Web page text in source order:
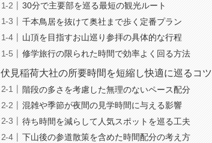
30分で主要部を巡る最短の観光ルート
千本鳥居を抜けて奥社まで歩く定番プラン
山頂を目指すお山巡り参拝の具体的な行程
修学旅行の限られた時間で効率よく回る方法
伏見稲荷大社の所要時間を短縮し快適に巡るコツ
階段の多さを考慮した無理のないペース配分
混雑や季節が夜間の見学時間に与える影響
待ち時間を減らして人気スポットを巡る工夫
下山後の参道散策を含めた時間配分の考え方